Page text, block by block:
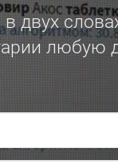
двух
любую